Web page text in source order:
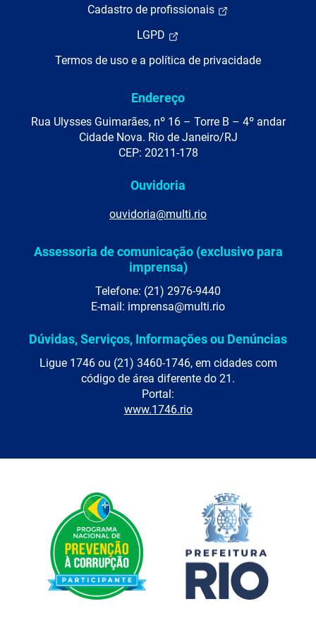
Cadastro de profissionais
LGPD
Termos de uso e a política de privacidade
Endereço
Rua Ulysses Guimarães, nº 16 – Torre B – 4º andar
Cidade Nova. Rio de Janeiro/RJ
CEP: 20211-178
Ouvidoria
ouvidoria@multi.rio
Assessoria de comunicação (exclusivo para
imprensa)
Telefone: (21) 2976-9440
E-mail: imprensa@multi.rio
Dúvidas, Serviços, Informações ou Denúncias
Ligue 1746 ou (21) 3460-1746, em cidades com
código de área diferente do 21.
Portal:
www.1746.rio